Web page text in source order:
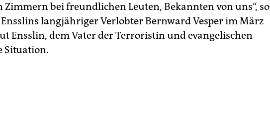
Zimmern bei freundlichen Leuten, Bekannten von uns“, so
langjähriger Verlobter Bernward Vesper im März
Ensslin, dem Vater der Terroristin und evangelischen
Situation.